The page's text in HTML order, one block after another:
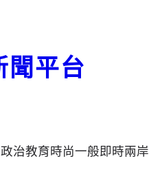
聞平台
政治教育時尚一般即時兩岸